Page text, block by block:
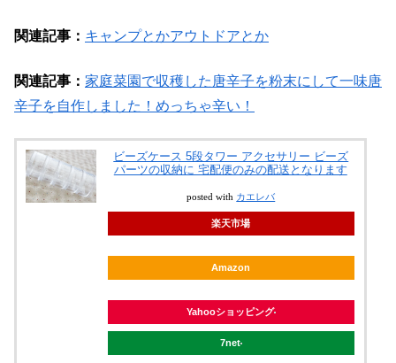
関連記事： キャンプとかアウトドアとか
関連記事： 家庭菜園で収穫した唐辛子を粉末にして一味唐
辛子を自作しました！めっちゃ辛い！
ビーズケース 5段タワー アクセサリー ビーズ
パーツの収納に 宅配便のみの配送となります
posted with カエレバ
楽天市場
Amazon
Yahooショッピング
7net